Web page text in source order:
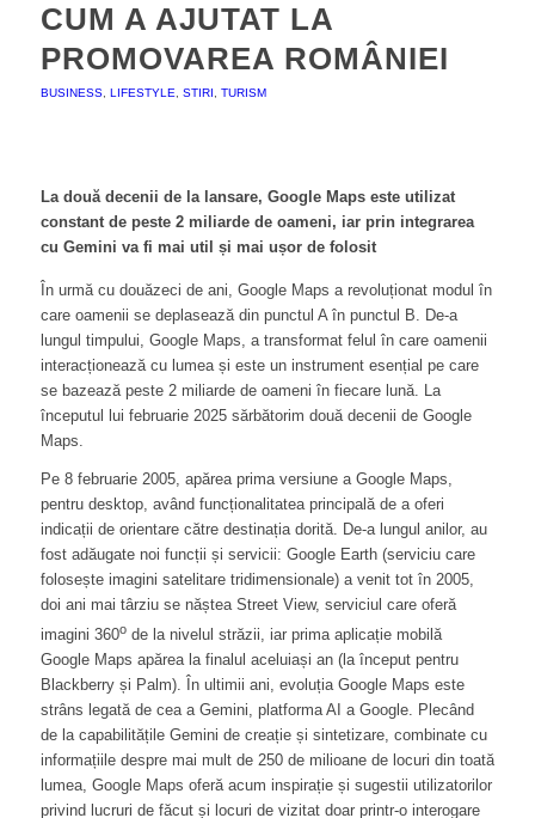
CUM A AJUTAT LA
PROMOVAREA ROMÂNIEI
BUSINESS, LIFESTYLE STIRI TURISM
La două decenii de la lansare, Google Maps este utilizat
constant de peste 2 miliarde de oameni, iar prin integrarea
cu Gemini va fi mai util și mai ușor de folosit
În urmă cu douăzeci de ani, Google Maps a revoluționat modul în
care oamenii se deplasează din punctul A în punctul B. De-a
lungul timpului, Google Maps, a transformat felul în care oamenii
interacționează cu lumea și este un instrument esențial pe care
se bazează peste 2 miliarde de oameni în fiecare lună. La
începutul lui februarie 2025 sărbătorim două decenii de Google
Maps.
Pe 8 februarie 2005, apărea prima versiune a Google Maps,
pentru desktop, având funcționalitatea principală de a oferi
indicații de orientare către destinația dorită. De-a lungul anilor, au
fost adăugate noi funcții și servicii: Google Earth (serviciu care
folosește imagini satelitare tridimensionale) a venit tot în 2005,
doi ani mai târziu se năștea Street View, serviciul care oferă
imagini 360ode la nivelul străzii, iar prima aplicație mobilă
Google Maps apărea la finalul aceluiași an (la început pentru
Blackberry și Palm). În ultimii ani, evoluția Google Maps este
strâns legată de cea a Gemini, platforma AI a Google. Plecând
de la capabilitățile Gemini de creație și sintetizare, combinate cu
informațiile despre mai mult de 250 de milioane de locuri din toată
lumea, Google Maps oferă acum inspirație și sugestii utilizatorilor
privind lucruri de făcut și locuri de vizitat doar printr-o interogare